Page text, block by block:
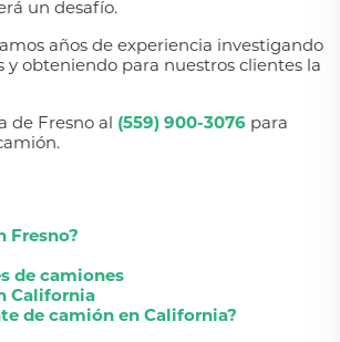
un desafío.
años de experiencia investigando
y obteniendo para nuestros clientes la
de Fresno al (559) 900-3076 para
Fresno?
de camiones
California
de camión en California?